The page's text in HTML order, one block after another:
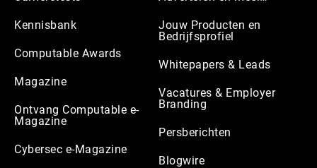
Kennisbank
Computable Awards
Magazine
Ontvang Computable e-
Magazine
Cybersec e-Magazine
Jouw Producten en
Bedrijfsprofiel
Whitepapers & Leads
Vacatures & Employer
Branding
Persberichten
Blogwire